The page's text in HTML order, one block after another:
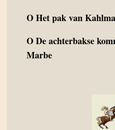
OHet pak van
ODe achterbakse
Marbe